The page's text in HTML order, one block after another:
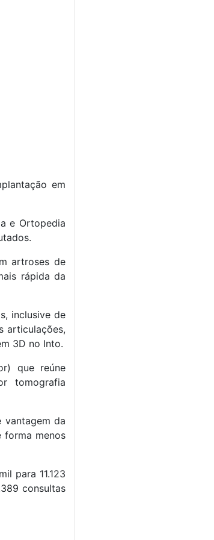
em
e Ortopedia
artroses de
rápida da
inclusive de
articulações,
3D no Into.
que reúne
tomografia
vantagem da
forma menos
para 11.123
consultas